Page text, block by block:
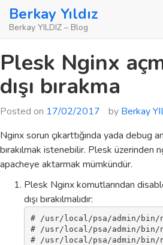
SkipBerkay Yıldız
Berkay YILDIZ – Blog
Plesk Nginx
dışı bırakma
Posted on 17/02/2017 by Berkay
Nginx sorun çıkarttığında yada debug
bırakılmak istenebilir. Plesk üzerinden
apacheye aktarmak mümkündür.
Plesk Nginx komutlarından
dışı bırakılmalıdır:
# /usr/local/psa/admin/bin/
# /usr/local/psa/admin/bin/
# /usr/local/psa/admin/bin/